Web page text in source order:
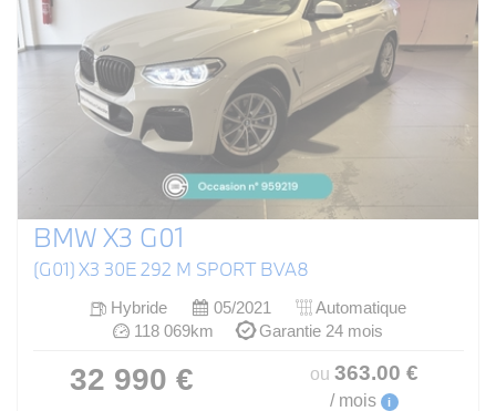
BMW X3 G01
(G01) X3 30E 292 M SPORT BVA8
Hybride 05/2021
Automatique
118 069km
Garantie 24 mois
32 990 € ou 363.00 €
/ mois i